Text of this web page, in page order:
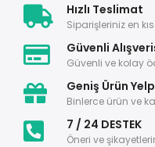
Hızlı Teslimat
Siparişleriniz en
Güvenli
Güvenli ve kolay
Geniş Ürün
Binlerce ürün ve
7 / 24 DESTEK
Öneri ve